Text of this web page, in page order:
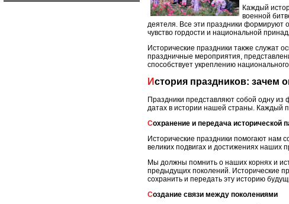
Каждый
военной
деятеля. Все эти праздники формируют
чувство гордости и национальной
Исторические праздники также служат
праздничные мероприятия,
способствует укреплению
История праздников: зачем
Праздники представляют собой одну
датах в истории нашей страны. Каждый
Сохранение и передача исторической
Исторические праздники помогают нам
великих подвигах и достижениях наших
Мы должны помнить о наших корнях и
предыдущих поколений. Исторические
сохранить и передать эту историю
Создание связи между поколениями